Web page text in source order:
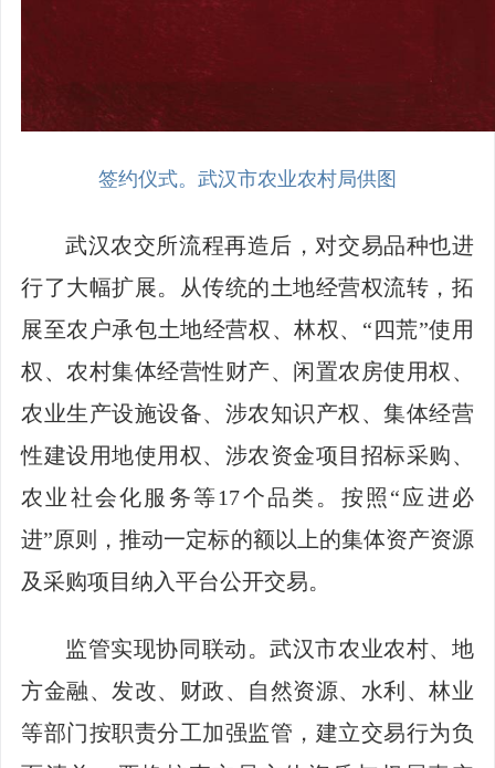
签约仪式。武汉市农业农村局供图
武汉农交所流程再造后，对交易品种也进
行了大幅扩展。从传统的土地经营权流转，拓
展至农户承包土地经营权、林权、“四荒”使用
权、农村集体经营性财产、闲置农房使用权、
农业生产设施设备、涉农知识产权、集体经营
性建设用地使用权、涉农资金项目招标采购、
农业社会化服务等17个品类。按照“应进必
进”原则，推动一定标的额以上的集体资产资源
及采购项目纳入平台公开交易。
监管实现协同联动。武汉市农业农村、地
方金融、发改、财政、自然资源、水利、林业
等部门按职责分工加强监管，建立交易行为负